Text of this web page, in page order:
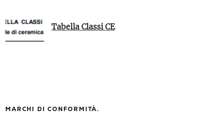
Tabella Classi CE
MARCHI DI CONFORMITÀ.